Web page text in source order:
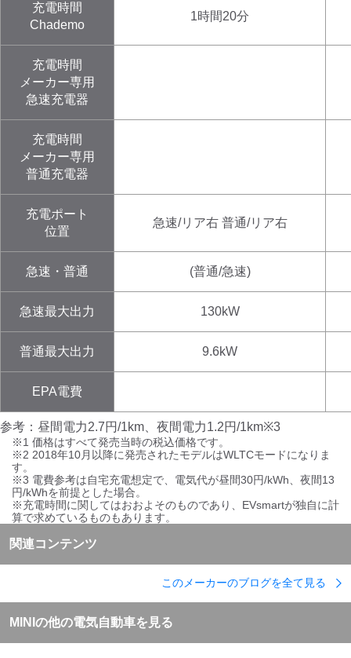
充電時間
Chademo
1時間20分
充電時間
メーカー専用
急速充電器
充電時間
メーカー専用
普通充電器
充電ポート
位置
急速/リア右 普通/リア右
急速・普通 (普通/急速)
急速最大出力 130kW
普通最大出力 9.6kW
EPA電費
参考：昼間電力2.7円/1km、夜間電力1.2円/1km※3
※1 価格はすべて発売当時の税込価格です。
※2 2018年10月以降に発売されたモデルはWLTCモードになりま
す。
※3 電費参考は自宅充電想定で、電気代が昼間30円/kWh、夜間13
円/kWhを前提とした場合。
※充電時間に関してはおおよそのものであり、EVsmartが独自に計
算で求めているものもあります。
関連コンテンツ
このメーカーのブログを全て見る
MINI の他の電気自動車を見る